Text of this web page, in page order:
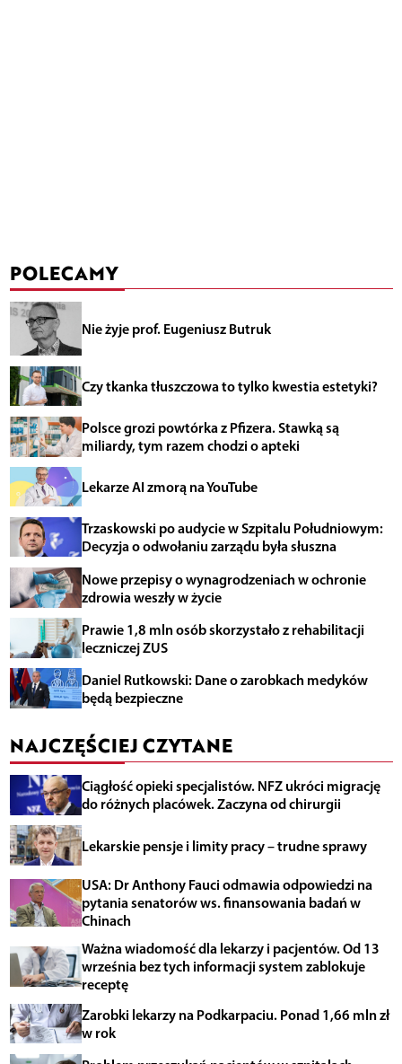
POLECAMY
Nie żyje prof. Eugeniusz Butruk
Czy tkanka tłuszczowa to tylko kwestia estetyki?
Polsce grozi powtórka z Pfizera. Stawką są
miliardy, tym razem chodzi o apteki
Lekarze AI zmorą na YouTube
Trzaskowski po audycie w Szpitalu Południowym:
Decyzja o odwołaniu zarządu była słuszna
Nowe przepisy o wynagrodzeniach w ochronie
zdrowia weszły w życie
Prawie 1,8 mln osób skorzystało z rehabilitacji
leczniczej ZUS
Daniel Rutkowski: Dane o zarobkach medyków
będą bezpieczne
NAJCZĘŚCIEJ CZYTANE
Ciągłość opieki specjalistów. NFZ ukróci migrację
do różnych placówek. Zaczyna od chirurgii
Lekarskie pensje i limity pracy – trudne sprawy
USA: Dr Anthony Fauci odmawia odpowiedzi na
pytania senatorów ws. finansowania badań w
Chinach
Ważna wiadomość dla lekarzy i pacjentów. Od 13
września bez tych informacji system zablokuje
receptę
Zarobki lekarzy na Podkarpaciu. Ponad 1,66 mln zł
w rok